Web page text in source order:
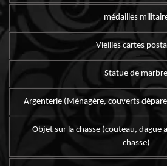
médailles
Vieilles cartes
Statue de marbre
Argenterie (Ménagère, couverts
Objet sur la chasse (couteau, dague
chasse)